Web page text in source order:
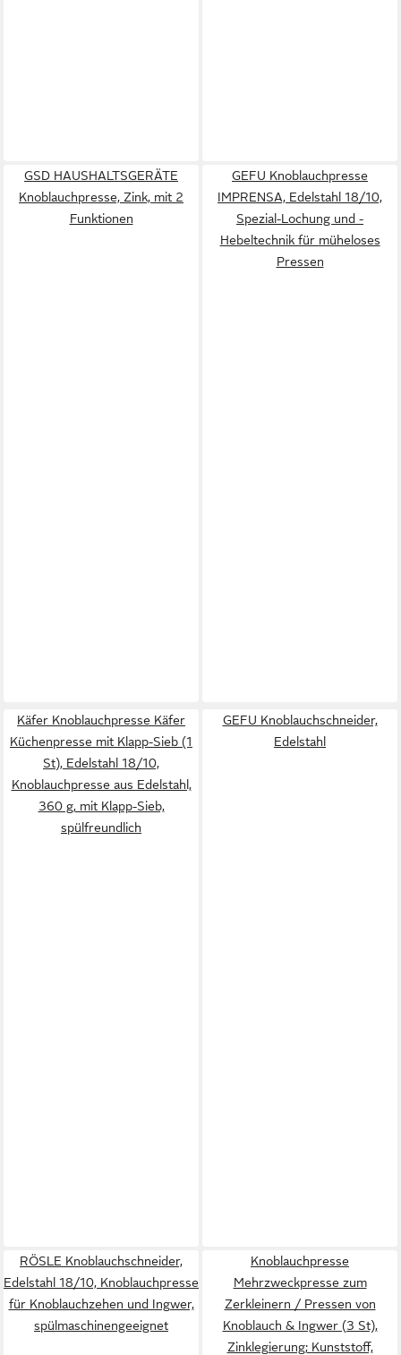
GSD HAUSHALTSGERÄTE
Knoblauchpresse, Zink, mit 2
Funktionen
GEFU Knoblauchpresse
IMPRENSA, Edelstahl 18/10,
Spezial-Lochung und -
Hebeltechnik für müheloses
Pressen
Käfer Knoblauchpresse Käfer
Küchenpresse mit Klapp-Sieb (1
St), Edelstahl 18/10,
Knoblauchpresse aus Edelstahl,
360 g, mit Klapp-Sieb,
spülfreundlich
GEFU Knoblauchschneider,
Edelstahl
RÖSLE Knoblauchschneider,
Edelstahl 18/10, Knoblauchpresse
für Knoblauchzehen und Ingwer,
spülmaschinengeeignet
Knoblauchpresse
Mehrzweckpresse zum
Zerkleinern / Pressen von
Knoblauch & Ingwer (3 St),
Zinklegierung; Kunststoff,